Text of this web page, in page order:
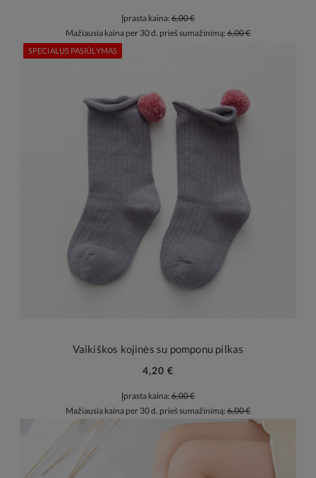
Įprasta kaina: 6,00 €
Mažiausia kaina per 30 d. prieš sumažinimą: 6,00 €
Vaikiškos kojinės su pomponu pilkas
4,20 €
Įprasta kaina: 6,00 €
Mažiausia kaina per 30 d. prieš sumažinimą: 6,00 €
SPECIALUS PASIŪLYMAS